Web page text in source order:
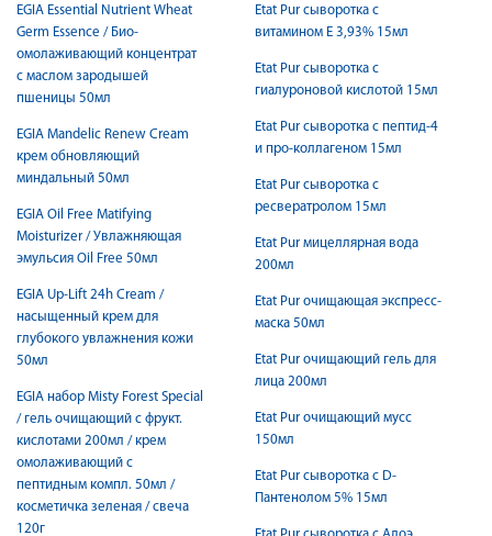
EGIA Essential Nutrient Wheat
Germ Essence / Био-
омолаживающий концентрат
с маслом зародышей
пшеницы 50мл
EGIA Mandelic Renew Cream
крем обновляющий
миндальный 50мл
EGIA Oil Free Matifying
Moisturizer / Увлажняющая
эмульсия Oil Free 50мл
EGIA Up-Lift 24h Cream /
насыщенный крем для
глубокого увлажнения кожи
50мл
EGIA набор Misty Forest Special
/ гель очищающий с фрукт.
кислотами 200мл / крем
омолаживающий с
пептидным компл. 50мл /
косметичка зеленая / свеча
120г
Etat Pur cыворотка с
витамином Е 3,93% 15мл
Etat Pur cыворотка с
гиалуроновой кислотой 15мл
Etat Pur cыворотка с пептид-4
и про-коллагеном 15мл
Etat Pur cыворотка с
ресвератролом 15мл
Etat Pur мицеллярная вода
200мл
Etat Pur очищающая экспресс-
маска 50мл
Etat Pur очищающий гель для
лица 200мл
Etat Pur очищающий мусс
150мл
Etat Pur сыворотка с D-
Пантенолом 5% 15мл